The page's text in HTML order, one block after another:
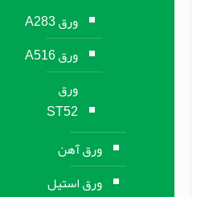
ورق A283
ورق A516
ورق
ST52
ورق آهن
ورق استیل